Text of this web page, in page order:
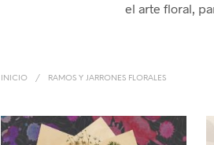
el arte floral,
INICIO / RAMOS Y JARRONES FLORALES